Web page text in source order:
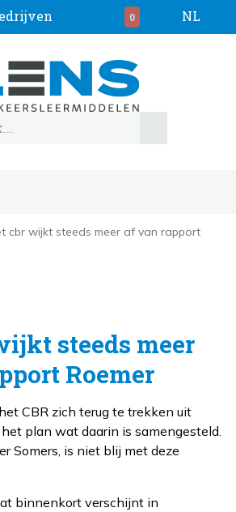
0 NL
cbr wijkt steeds meer af van rapport
steeds meer
Roemer
CBR zich terug te trekken uit
plan wat daarin is samengesteld.
Somers, is niet blij met deze
binnenkort verschijnt in